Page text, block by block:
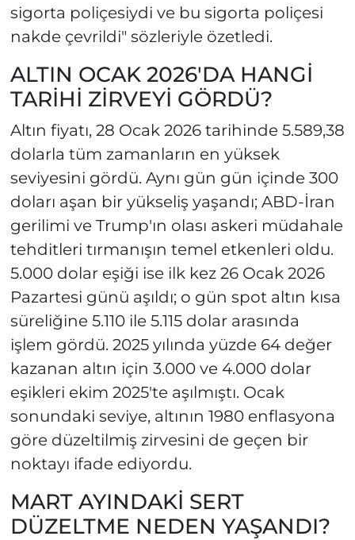
sigorta poliçesiydi ve bu sigorta poliçesi
nakde çevrildi" sözleriyle özetledi.
ALTIN OCAK 2026'DA HANGİ
TARİHİ ZİRVEYİ GÖRDÜ?
Altın fiyatı, 28 Ocak 2026 tarihinde 5.589,38
dolarla tüm zamanların en yüksek
seviyesini gördü. Aynı gün gün içinde 300
doları aşan bir yükseliş yaşandı; ABD-İran
gerilimi ve Trump'ın olası askeri müdahale
tehditleri tırmanışın temel etkenleri oldu.
5.000 dolar eşiği ise ilk kez 26 Ocak 2026
Pazartesi günü aşıldı; o gün spot altın kısa
süreliğine 5.110 ile 5.115 dolar arasında
işlem gördü. 2025 yılında yüzde 64 değer
kazanan altın için 3.000 ve 4.000 dolar
eşikleri ekim 2025'te aşılmıştı. Ocak
sonundaki seviye, altının 1980 enflasyona
göre düzeltilmiş zirvesini de geçen bir
noktayı ifade ediyordu.
MART AYINDAKİ SERT
DÜZELTME NEDEN YAŞANDI?